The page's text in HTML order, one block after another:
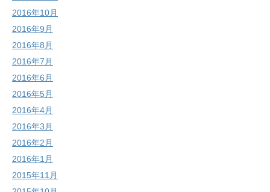
2016年10月
2016年9月
2016年8月
2016年7月
2016年6月
2016年5月
2016年4月
2016年3月
2016年2月
2016年1月
2015年11月